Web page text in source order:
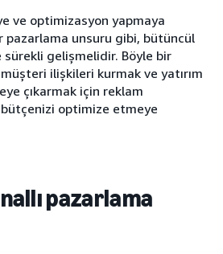
ve optimizasyon yapmaya
pazarlama unsuru gibi, bütüncül
gelişmelidir. Böyle bir
ilişkileri kurmak ve yatırım
çıkarmak için reklam
optimize etmeye
pazarlama